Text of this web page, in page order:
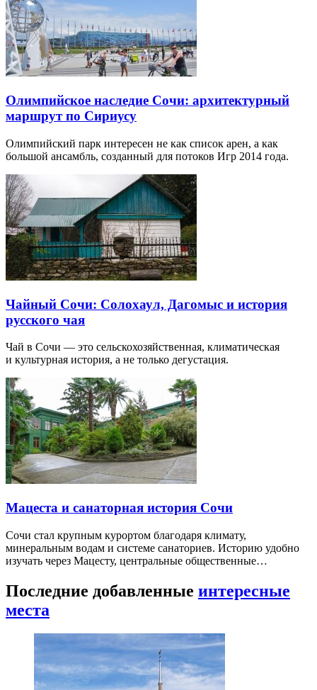
Олимпийское наследие Сочи: архитектурный
маршрут по Сириусу
Олимпийский парк интересен не как список арен, а как
большой ансамбль, созданный для потоков Игр 2014 года.
Чайный Сочи: Солохаул, Дагомыс и история
русского чая
Чай в Сочи — это сельскохозяйственная, климатическая
и культурная история, а не только дегустация.
Мацеста и санаторная история Сочи
Сочи стал крупным курортом благодаря климату,
минеральным водам и системе санаториев. Историю удобно
изучать через Мацесту, центральные общественные…
Последние добавленные интересные
места